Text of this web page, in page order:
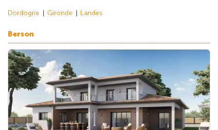
Dordogne Gironde Landes
Berson